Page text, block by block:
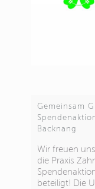
Gemeinsam
Backnang
Wir freuen
die Praxis
beteiligt! Die